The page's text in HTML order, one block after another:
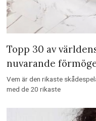
Topp 30 av
nuvarande
Vem är den rikaste
med de 20 rikaste